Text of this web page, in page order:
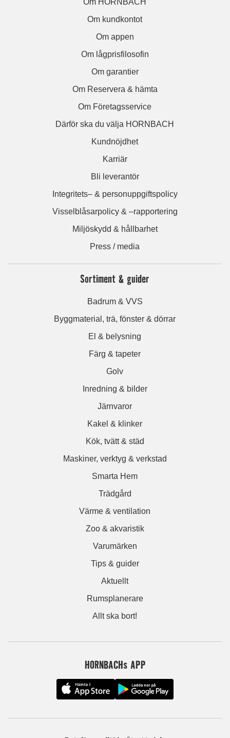
Om kundkontot
Om appen
Om lågprisfilosofin
Om garantier
Om Reservera & hämta
Om Företagsservice
Därför ska du välja HORNBACH
Kundnöjdhet
Karriär
Bli leverantör
Integritets– & personuppgiftspolicy
Visselblåsarpolicy & –rapportering
Miljöskydd & hållbarhet
Press / media
Sortiment & guider
Badrum & VVS
Byggmaterial, trä, fönster & dörrar
El & belysning
Färg & tapeter
Golv
Inredning & bilder
Järnvaror
Kakel & klinker
Kök, tvätt & städ
Maskiner, verktyg & verkstad
Smarta Hem
Trädgård
Värme & ventilation
Zoo & akvaristik
Varumärken
Tips & guider
Aktuellt
Rumsplanerare
Allt ska bort!
HORNBACHs APP